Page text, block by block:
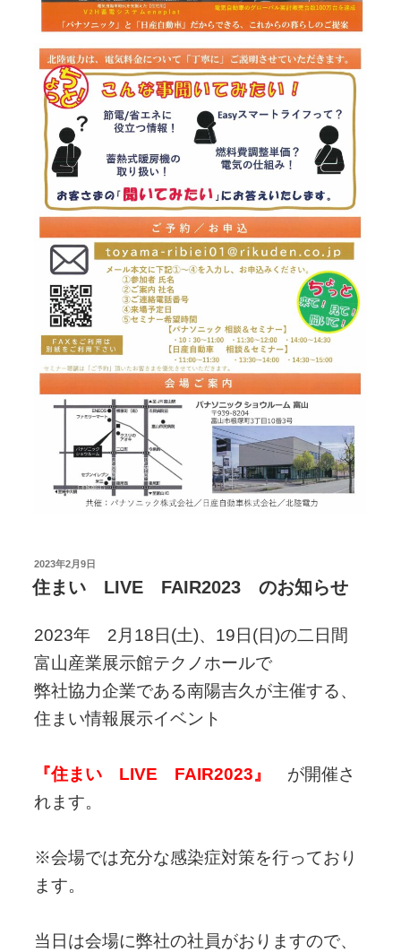
投
稿
日:
2023年2月9日
住まい LIVE FAIR2023 のお知らせ
2023年 2月18日(土)、19日(日)の二日間
富山産業展示館テクノホールで
弊社協力企業である南陽吉久が主催する、
住まい情報展示イベント
『住まい LIVE FAIR2023』
が開催さ
れます。
※会場では充分な感染症対策を行っており
ます。
当日は会場に弊社の社員がおりますので、